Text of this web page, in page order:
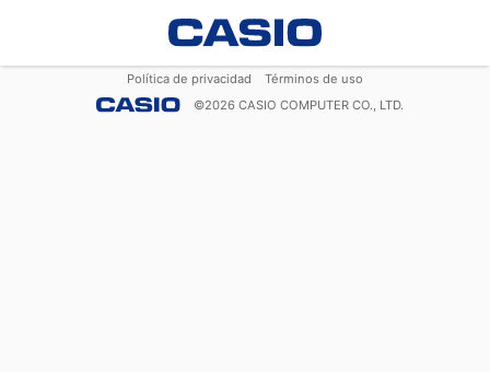
Política de privacidad
Términos de uso
©2026 CASIO COMPUTER CO., LTD.